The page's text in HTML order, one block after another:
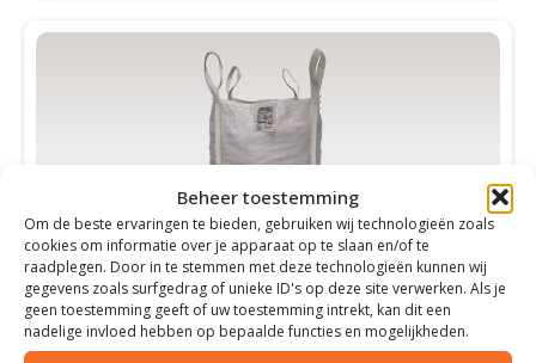
Beheer toestemming
Om de beste ervaringen te bieden, gebruiken wij technologieën zoals
cookies om informatie over je apparaat op te slaan en/of te
raadplegen. Door in te stemmen met deze technologieën kunnen wij
gegevens zoals surfgedrag of unieke ID's op deze site verwerken. Als je
geen toestemming geeft of uw toestemming intrekt, kan dit een
nadelige invloed hebben op bepaalde functies en mogelijkheden.
Big Bag Emmen